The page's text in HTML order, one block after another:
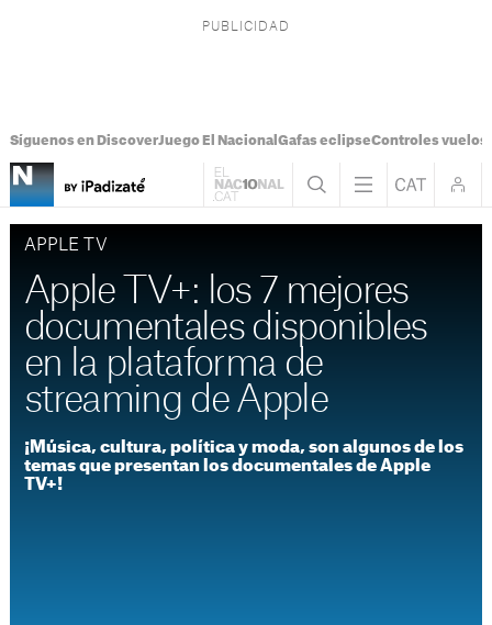
Síguenos en DiscoverJuego El Nacional Gafas eclipseControles vuelos
APPLE TV
Apple TV+: los 7 mejores
documentales disponibles
en la plataforma de
streaming de Apple
¡Música, cultura, política y moda, son algunos de los
temas que presentan los documentales de Apple
TV+!